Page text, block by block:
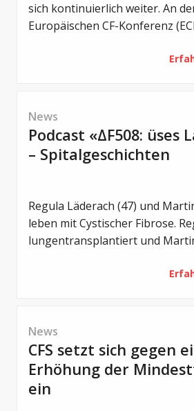
sich kontinuierlich weiter. An
Europäischen CF-Konferenz
von einem noch früheren
Therapieansätzen und neuen
bakterielle Infektionen.
News
Podcast «ΔF508: üses
– Spitalgeschichten
Regula Läderach (47) und
leben mit Cystischer Fibrose.
lungentransplantiert und
Lebenswege – und doch eine
News
CFS setzt sich gegen
Erhöhung der
ein